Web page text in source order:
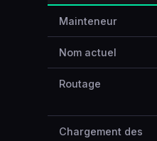
Mainteneur
Nom actuel
Routage
Chargement des